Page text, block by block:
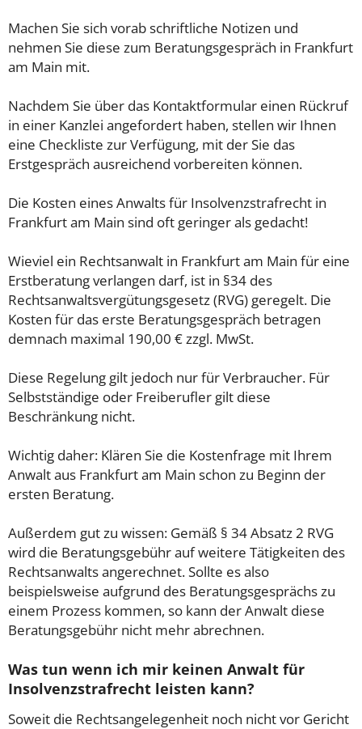
Machen Sie sich vorab schriftliche Notizen und
nehmen Sie diese zum Beratungsgespräch in Frankfurt
am Main mit.
Nachdem Sie über das Kontaktformular einen Rückruf
in einer Kanzlei angefordert haben, stellen wir Ihnen
eine Checkliste zur Verfügung, mit der Sie das
Erstgespräch ausreichend vorbereiten können.
Die Kosten eines Anwalts für Insolvenzstrafrecht in
Frankfurt am Main sind oft geringer als gedacht!
Wieviel ein Rechtsanwalt in Frankfurt am Main für eine
Erstberatung verlangen darf, ist in §34 des
Rechtsanwaltsvergütungsgesetz (RVG) geregelt. Die
Kosten für das erste Beratungsgespräch betragen
demnach maximal 190,00 € zzgl. MwSt.
Diese Regelung gilt jedoch nur für Verbraucher. Für
Selbstständige oder Freiberufler gilt diese
Beschränkung nicht.
Wichtig daher: Klären Sie die Kostenfrage mit Ihrem
Anwalt aus Frankfurt am Main schon zu Beginn der
ersten Beratung.
Außerdem gut zu wissen: Gemäß § 34 Absatz 2 RVG
wird die Beratungsgebühr auf weitere Tätigkeiten des
Rechtsanwalts angerechnet. Sollte es also
beispielsweise aufgrund des Beratungsgesprächs zu
einem Prozess kommen, so kann der Anwalt diese
Beratungsgebühr nicht mehr abrechnen.
Was tun wenn ich mir keinen Anwalt für
Insolvenzstrafrecht leisten kann?
Soweit die Rechtsangelegenheit noch nicht vor Gericht